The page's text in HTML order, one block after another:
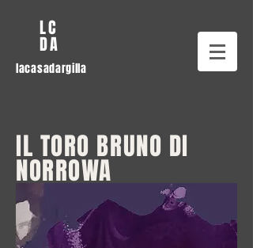
LC
DA
lacasadargilla
IL TORO BRUNO DI
NORROWA